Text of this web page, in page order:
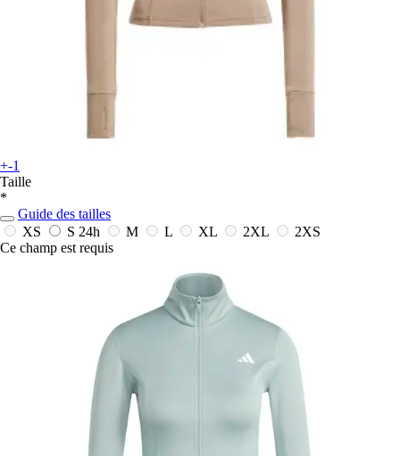
+-1
Taille
*
Guide des tailles
XS
S 24h M L XL 2XL
2XS
Ce champ est requis